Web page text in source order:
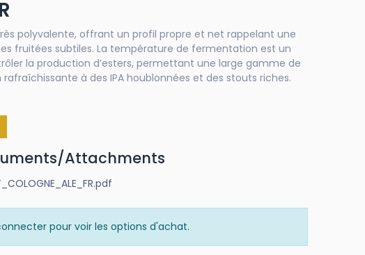
polyvalente, offrant un profil propre et net rappelant une
fruitées subtiles. La température de fermentation est un
la production d’esters, permettant une large gamme de
rafraîchissante à des IPA houblonnées et des stouts riches.
Attachments
pour voir les options d'achat.